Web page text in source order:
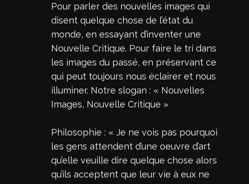
Pour parler des nouvelles images qui
disent quelque chose de l’état du
monde, en essayant d’inventer une
Nouvelle Critique. Pour faire le tri dans
les images du passé, en préservant ce
qui peut toujours nous éclairer et nous
illuminer. Notre slogan : « Nouvelles
Images, Nouvelle Critique »
Philosophie : « Je ne vois pas pourquoi
les gens attendent d’une oeuvre d’art
qu’elle veuille dire quelque chose alors
qu’ils acceptent que leur vie à eux ne